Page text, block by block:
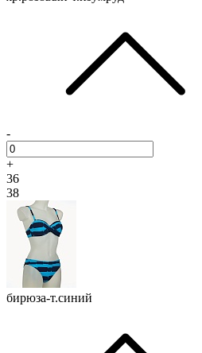
-
+
36
38
бирюза-т.синий